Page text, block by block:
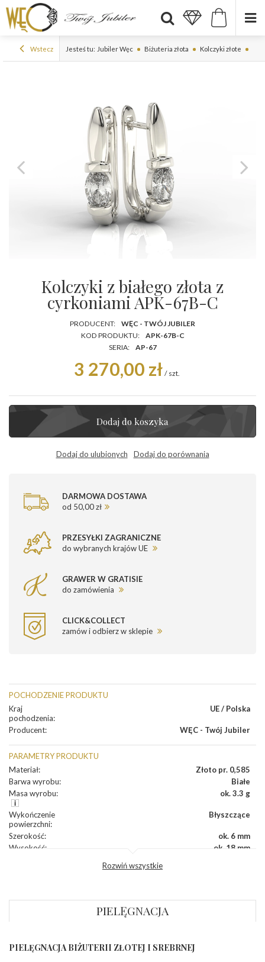
Wstecz Jesteś tu: Jubiler Węc Biżuteria złota Kolczyki złote
Kolczyki z białego złota z
cyrkoniami APK-67B-C
PRODUCENT:
WĘC - TWÓJ JUBILER
KOD PRODUKTU:
APK-67B-C
SERIA:
AP-67
3 270,00 zł / szt.
Dodaj do koszyka
Dodaj do ulubionych Dodaj do porównania
DARMOWA DOSTAWA
od 50,00 zł
PRZESYŁKI ZAGRANICZNE
do wybranych krajów UE
GRAWER W GRATISIE
do zamówienia
CLICK&COLLECT
zamów i odbierz w sklepie
POCHODZENIE PRODUKTU
Kraj
pochodzenia:
UE / Polska
Producent: WĘC - Twój Jubiler
PARAMETRY PRODUKTU
Materiał:
Złoto pr. 0,585
Barwa wyrobu:
Białe
Masa wyrobu: ok. 3.3 g
Wykończenie
powierzchni:
Błyszczące
Szerokość:
ok. 6 mm
Wysokość:
ok. 18 mm
Rodzaje
Cyrkonia
Liczba kamieni
Masa kamieni
(łącznie):
Rozwiń wszystkie
PIELĘGNACJA
PIELĘGNACJA BIŻUTERII ZŁOTEJ I SREBRNEJ